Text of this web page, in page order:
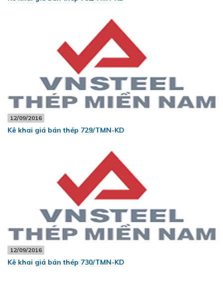
12/09/2016
Kê khai giá bán thép 729/TMN-KD
12/09/2016
Kê khai giá bán thép 730/TMN-KD